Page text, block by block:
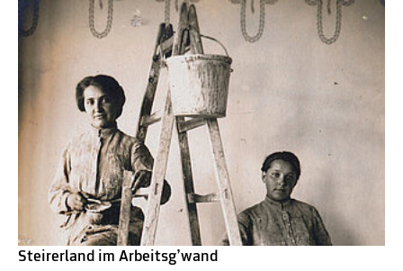
Steirerland im Arbeitsg’wand